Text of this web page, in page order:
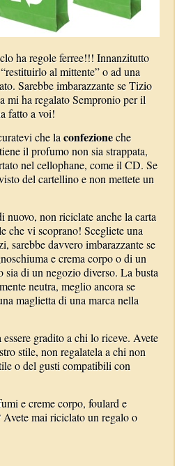
ha regole ferree!!! Innanzitutto
al mittente” o ad una
Sarebbe imbarazzante se Tizio
mi ha regalato Sempronio per il
fatto a voi!
che laconfezioneche
il profumo non sia strappata,
nel cellophane, come il CD. Se
del cartellino e non mettete un
nuovo, non riciclate anche la carta
che vi scoprano! Scegliete una
sarebbe davvero imbarazzante se
e crema corpo o di un
sia di un negozio diverso. La busta
neutra, meglio ancora se
maglietta di una marca nella
gradito a chi lo riceve. Avete
stile, non regalatela a chi non
o del gusti compatibili con
e creme corpo, foulard e
mai riciclato un regalo o